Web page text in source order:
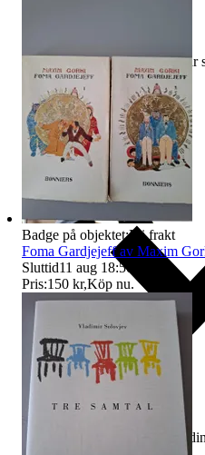
Ersättning om varan inte är
Ersättning om du inte får
Badge på objektet:Fri frakt
Foma Gardjejeff av Maxim
Sluttid11 aug 18:50
Pris:150 kr,Köp nu.